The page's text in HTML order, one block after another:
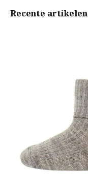
Recente artikelen